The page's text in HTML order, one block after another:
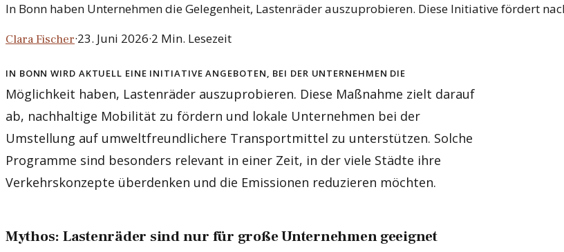
In Bonn haben Unternehmen die Gelegenheit, Lastenräder auszuprobieren. Diese Initiative fördert
Clara Fischer·23. Juni 2026·2 Min. Lesezeit
In Bonn wird aktuell eine Initiative angeboten, bei der Unternehmen die
Möglichkeit haben, Lastenräder auszuprobieren. Diese Maßnahme zielt darauf
ab, nachhaltige Mobilität zu fördern und lokale Unternehmen bei der
Umstellung auf umweltfreundlichere Transportmittel zu unterstützen. Solche
Programme sind besonders relevant in einer Zeit, in der viele Städte ihre
Verkehrskonzepte überdenken und die Emissionen reduzieren möchten.
Mythos: Lastenräder sind nur für große Unternehmen geeignet